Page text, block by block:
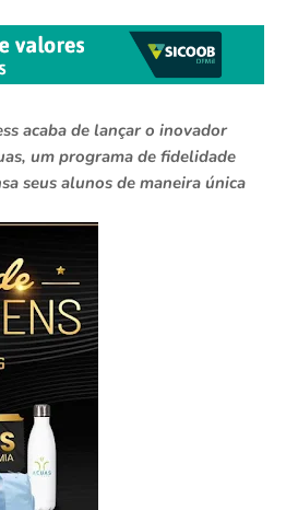
acaba de lançar o inovador
um programa de fidelidade
seus alunos de maneira única